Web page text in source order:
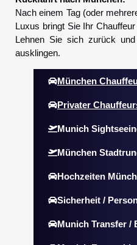
Nach einem Tag (oder
Luxus bringt Sie Ihr
Lehnen Sie sich zurück
ausklingen.
München
Privater
Munich
München
Hochzeiten
Sicherheit /
Munich Transfer /